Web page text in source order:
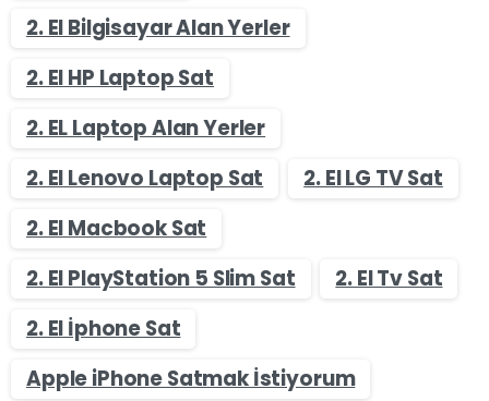
2. El Bilgisayar Alan Yerler
2. El HP Laptop Sat
2. EL Laptop Alan Yerler
2. El Lenovo Laptop Sat
2. El LG TV Sat
2. El Macbook Sat
2. El PlayStation 5 Slim Sat
2. El Tv Sat
2. El İphone Sat
Apple iPhone Satmak İstiyorum